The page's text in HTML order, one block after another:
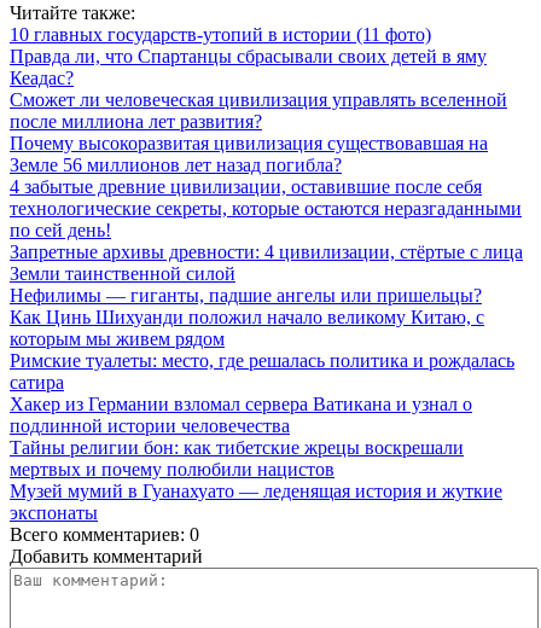
Читайте также:
10 главных государств-утопий в истории (11 фото)
Правда ли, что Спартанцы сбрасывали своих детей в яму
Кеадас?
Сможет ли человеческая цивилизация управлять вселенной
после миллиона лет развития?
Почему высокоразвитая цивилизация существовавшая на
Земле 56 миллионов лет назад погибла?
4 забытые древние цивилизации, оставившие после себя
технологические секреты, которые остаются неразгаданными
по сей день!
Запретные архивы древности: 4 цивилизации, стёртые с лица
Земли таинственной силой
Нефилимы — гиганты, падшие ангелы или пришельцы?
Как Цинь Шихуанди положил начало великому Китаю, с
которым мы живем рядом
Римские туалеты: место, где решалась политика и рождалась
сатира
Хакер из Германии взломал сервера Ватикана и узнал о
подлинной истории человечества
Тайны религии бон: как тибетские жрецы воскрешали
мертвых и почему полюбили нацистов
Музей мумий в Гуанахуато — леденящая история и жуткие
экспонаты
Всего комментариев: 0
Добавить комментарий